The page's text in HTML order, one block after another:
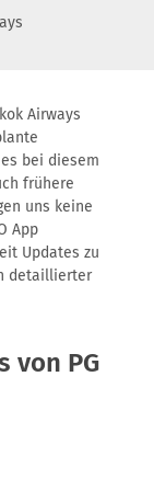
Airways
bei diesem
frühere
uns keine
App
Updates zu
detaillierter
von PG